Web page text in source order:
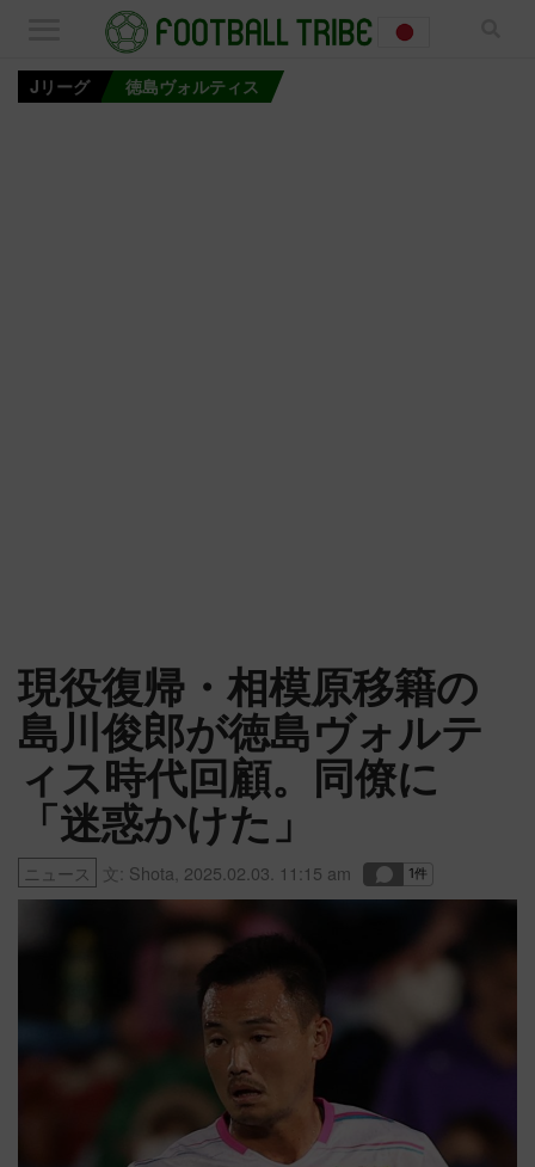
Jリーグ 徳島ヴォルティス
現役復帰・相模原移籍の
島川俊郎が徳島ヴォルテ
ィス時代回顧。同僚に
「迷惑かけた」
ニュース 文: Shota 2025.02.03. 11:15 am